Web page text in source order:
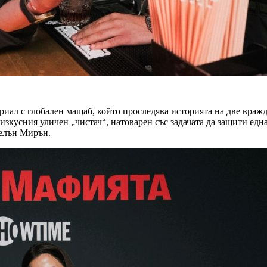
с глобален мащаб, който проследява историята на две
уличен „чистач“, натоварен със задачата да защити
Мирън.